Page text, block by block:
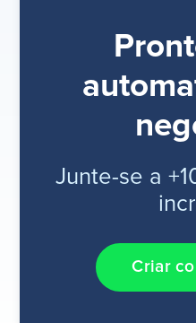
Junte-se a
Criar